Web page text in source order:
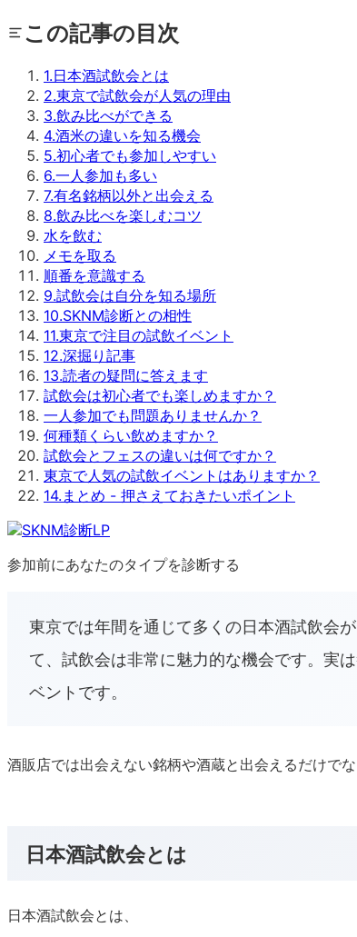
この記事の目次
1.日本酒試飲会とは
2.東京で試飲会が人気の理由
3.飲み比べができる
4.酒米の違いを知る機会
5.初心者でも参加しやすい
6.一人参加も多い
7.有名銘柄以外と出会える
8.飲み比べを楽しむコツ
水を飲む
メモを取る
順番を意識する
9.試飲会は自分を知る場所
10.SKNM診断との相性
11.東京で注目の試飲イベント
12.深掘り記事
13.読者の疑問に答えます
試飲会は初心者でも楽しめますか？
一人参加でも問題ありませんか？
何種類くらい飲めますか？
試飲会とフェスの違いは何ですか？
東京で人気の試飲イベントはありますか？
14. まとめ - 押さえておきたいポイント
参加前にあなたのタイプを診断する
東京では年間を通じて多くの日本酒試飲会
て、試飲会は非常に魅力的な機会です。実
ベントです。
酒販店では出会えない銘柄や酒蔵と出会えるだけで
日本酒試飲会とは
日本酒試飲会とは、